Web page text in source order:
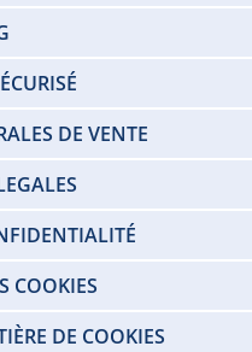
DE VENTE
COOKIES
DE COOKIES